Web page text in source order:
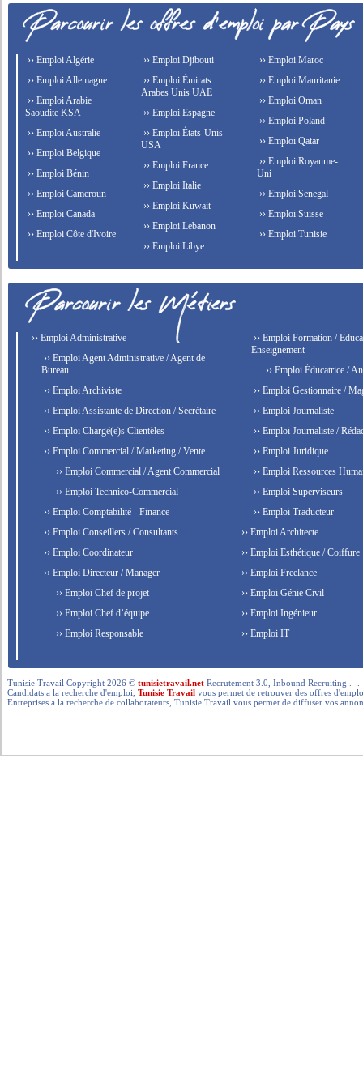
›› Emploi Algérie
›› Emploi Allemagne
›› Emploi Arabie
Saoudite KSA
›› Emploi Australie
›› Emploi Belgique
›› Emploi Bénin
›› Emploi Cameroun
›› Emploi Canada
›› Emploi Côte d'Ivoire
›› Emploi Djibouti
›› Emploi Émirats
Arabes Unis UAE
›› Emploi Espagne
›› Emploi États-Unis
USA
›› Emploi France
›› Emploi Italie
›› Emploi Kuwait
›› Emploi Lebanon
›› Emploi Libye
›› Emploi Maroc
›› Emploi Mauritanie
›› Emploi Oman
›› Emploi Poland
›› Emploi Qatar
›› Emploi Royaume-
Uni
›› Emploi Senegal
›› Emploi Suisse
›› Emploi Tunisie
›› Emploi Administrative
›› Emploi Agent Administrative / Agent de
Bureau
›› Emploi Archiviste
›› Emploi Assistante de Direction / Secrétaire
›› Emploi Chargé(e)s Clientèles
›› Emploi Commercial / Marketing / Vente
›› Emploi Commercial / Agent Commercial
›› Emploi Technico-Commercial
›› Emploi Comptabilité - Finance
›› Emploi Conseillers / Consultants
›› Emploi Coordinateur
›› Emploi Directeur / Manager
›› Emploi Chef de projet
›› Emploi Chef d’équipe
›› Emploi Responsable
›› Emploi Formation /
Enseignement
›› Emploi Éducatrice /
›› Emploi Gestionnaire /
›› Emploi Journaliste
›› Emploi Journaliste /
›› Emploi Juridique
›› Emploi Ressources
›› Emploi Superviseurs
›› Emploi Traducteur
›› Emploi Architecte
›› Emploi Esthétique / Coiffure
›› Emploi Freelance
›› Emploi Génie Civil
›› Emploi Ingénieur
›› Emploi IT
Tunisie Travail Copyright 2026 ©tunisietravail.net Recrutement 3.0, Inbound Recruiting .-
Candidats a la recherche d'emploi,Tunisie Travail vous permet de retrouver des offres
Entreprises a la recherche de collaborateurs, Tunisie Travail vous permet de diffuser vos